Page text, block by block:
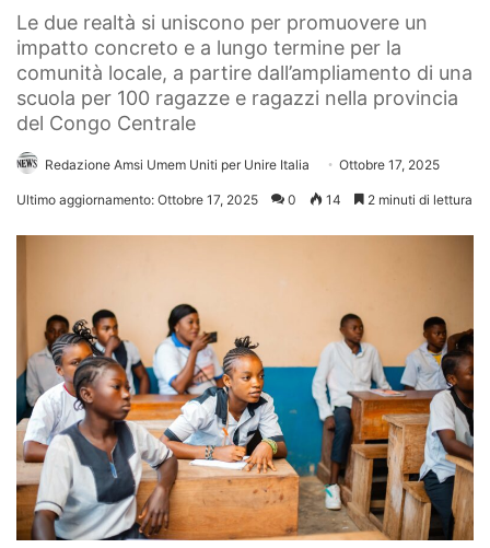
Le due realtà si uniscono per promuovere un
impatto concreto e a lungo termine per la
comunità locale, a partire dall’ampliamento di una
scuola per 100 ragazze e ragazzi nella provincia
del Congo Centrale
Redazione Amsi Umem Uniti per Unire Italia Ottobre 17, 2025
Ultimo aggiornamento: Ottobre 17, 2025 0 14 2 minuti di lettura